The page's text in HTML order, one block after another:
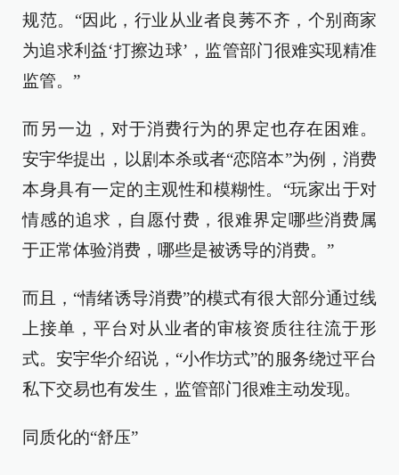
规范。“因此，行业从业者良莠不齐，个别商家
为追求利益‘打擦边球’，监管部门很难实现精准
监管。”
而另一边，对于消费行为的界定也存在困难。
安宇华提出，以剧本杀或者“恋陪本”为例，消费
本身具有一定的主观性和模糊性。“玩家出于对
情感的追求，自愿付费，很难界定哪些消费属
于正常体验消费，哪些是被诱导的消费。”
而且，“情绪诱导消费”的模式有很大部分通过线
上接单，平台对从业者的审核资质往往流于形
式。安宇华介绍说，“小作坊式”的服务绕过平台
私下交易也有发生，监管部门很难主动发现。
同质化的“舒压”